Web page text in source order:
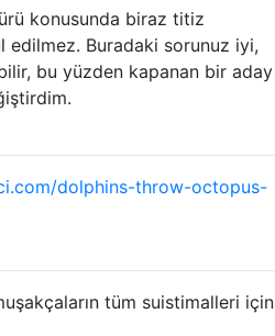
konusunda biraz titiz
edilmez. Buradaki sorunuz iyi,
bu yüzden kapanan bir aday
dolphins-throw-octopus-
tüm suistimalleri için